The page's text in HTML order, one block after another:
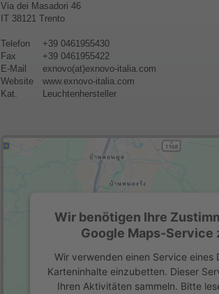
Via dei Masadori 46
IT 38121 Trento
Telefon
+39 0461955430
Fax
+39 0461955422
E-Mail
exnovo(at)exnovo-italia.com
Website
www.exnovo-italia.com
Kat.
Leuchtenhersteller
Wir benötigen Ihre
Google Maps-Service
Wir verwenden einen Service eines
Karteninhalte einzubetten. Dieser
Ihren Aktivitäten sammeln. Bitte